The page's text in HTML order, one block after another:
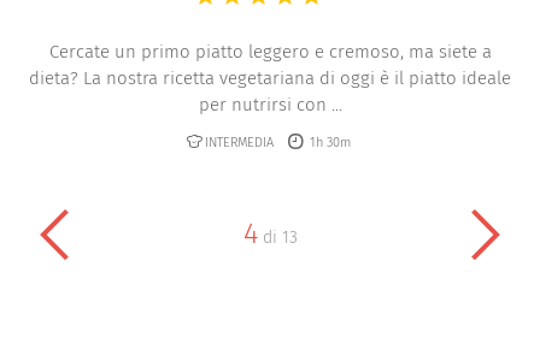
Cercate un primo piatto leggero e cremoso, ma siete a
dieta? La nostra ricetta vegetariana di oggi è il piatto ideale
per nutrirsi con ...
INTERMEDIA 1h 30m
4di 13